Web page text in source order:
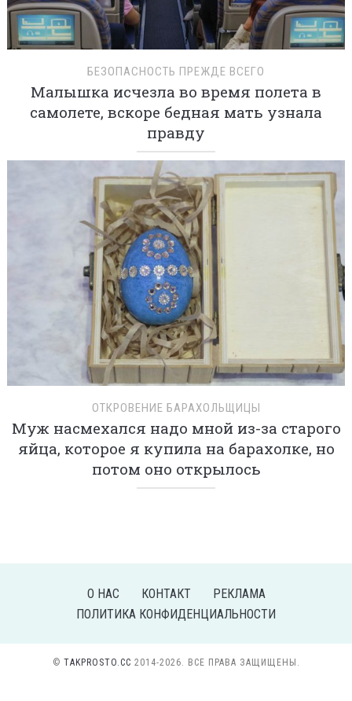
БЕЗОПАСНОСТЬ ПРЕЖДЕ ВСЕГО
Малышка исчезла во время полета в
самолете, вскоре бедная мать узнала
правду
ОТКРОВЕНИЕ БАРАХОЛЬЩИЦЫ
Муж насмехался надо мной из-за старого
яйца, которое я купила на барахолке, но
потом оно открылось
О НАС КОНТАКТ
РЕКЛАМА
ПОЛИТИКА КОНФИДЕНЦИАЛЬНОСТИ
© TAKPROSTO.CC 2014-2026. ВСЕ ПРАВА ЗАЩИЩЕНЫ.